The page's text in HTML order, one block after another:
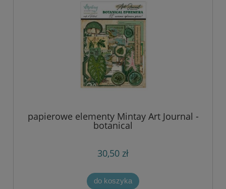
papierowe elementy Mintay Art Journal -
botanical
30,50 zł
do koszyka